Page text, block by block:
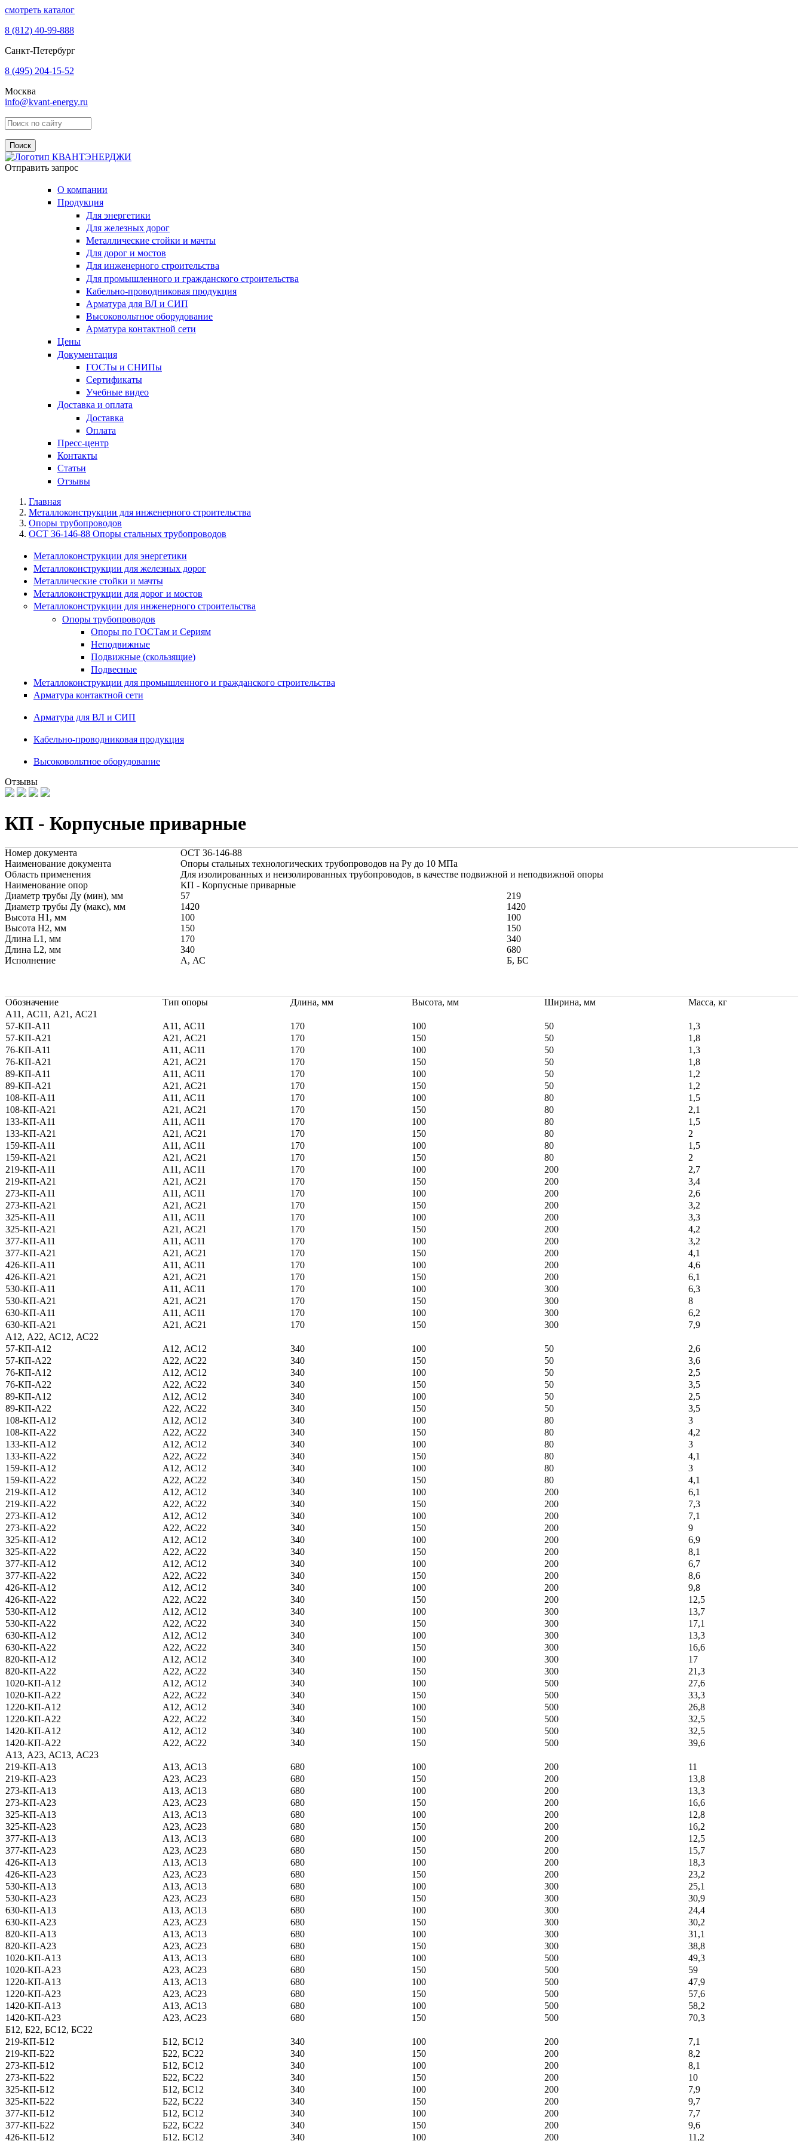
смотреть каталог
8 (812) 40-99-888
Санкт-Петербург
8 (495) 204-15-52
Москва
info@kvant-energy.ru
Поиск по сайту
Отправить запрос
О компании
Продукция
Для энергетики
Для железных дорог
Металлические стойки и мачты
Для дорог и мостов
Для инженерного строительства
Для промышленного и гражданского строительства
Кабельно-проводниковая продукция
Арматура для ВЛ и СИП
Высоковольтное оборудование
Арматура контактной сети
Цены
Документация
ГОСТы и СНИПы
Сертификаты
Учебные видео
Доставка и оплата
Доставка
Оплата
Пресс-центр
Контакты
Статьи
Отзывы
Главная
Металлоконструкции для инженерного строительства
Опоры трубопроводов
ОСТ 36-146-88 Опоры стальных трубопроводов
Металлоконструкции для энергетики
Металлоконструкции для железных дорог
Металлические стойки и мачты
Металлоконструкции для дорог и мостов
Металлоконструкции для инженерного строительства
Опоры трубопроводов
Опоры по ГОСТам и Сериям
Неподвижные
Подвижные (скользящие)
Подвесные
Металлоконструкции для промышленного и гражданского строительства
Арматура контактной сети
Арматура для ВЛ и СИП
Кабельно-проводниковая продукция
Высоковольтное оборудование
Отзывы
КП - Корпусные приварные
Номер документа
ОСТ 36-146-88
Наименование документа
Опоры стальных технологических трубопроводов на Ру до 10 МПа
Область применения
Для изолированных и неизолированных трубопроводов, в качестве подвижной и неподвижной опоры
Наименование опор
КП - Корпусные приварные
Диаметр трубы Ду (мин), мм
57
219
Диаметр трубы Ду (макс), мм
1420
1420
Высота Н1, мм
100
100
Высота Н2, мм
150
150
Длина L1, мм
170
340
Длина L2, мм
340
680
Исполнение
А, АС Б, БС
Обозначение Тип опоры Длина, мм Высота, мм Ширина, мм
Масса, кг
А11, АС11, А21, АС21
57-КП-А11
А11, АС11 170 100 50
1,3
57-КП-А21
А21, АС21 170 150 50
1,8
76-КП-А11
А11, АС11 170 100 50
1,3
76-КП-А21
А21, АС21 170 150 50
1,8
89-КП-А11
А11, АС11 170 100 50
1,2
89-КП-А21
А21, АС21 170 150 50
1,2
108-КП-А11
А11, АС11 170 100 80
1,5
108-КП-А21
А21, АС21 170 150 80
2,1
133-КП-А11
А11, АС11 170 100 80
1,5
133-КП-А21
А21, АС21 170 150 80
2
159-КП-А11
А11, АС11 170 100 80
1,5
159-КП-А21
А21, АС21 170 150 80
2
219-КП-А11
А11, АС11 170 100 200
2,7
219-КП-А21
А21, АС21 170 150 200
3,4
273-КП-А11
А11, АС11 170 100 200
2,6
273-КП-А21
А21, АС21 170 150 200
3,2
325-КП-А11
А11, АС11 170 100 200
3,3
325-КП-А21
А21, АС21 170 150 200
4,2
377-КП-А11
А11, АС11 170 100 200
3,2
377-КП-А21
А21, АС21 170 150 200
4,1
426-КП-А11
А11, АС11 170 100 200
4,6
426-КП-А21
А21, АС21 170 150 200
6,1
530-КП-А11
А11, АС11 170 100 300
6,3
530-КП-А21
А21, АС21 170 150 300
8
630-КП-А11
А11, АС11 170 100 300
6,2
630-КП-А21
А21, АС21 170 150 300
7,9
А12, А22, АС12, АС22
57-КП-А12
А12, АС12 340 100 50
2,6
57-КП-А22
А22, АС22 340 150 50
3,6
76-КП-А12
А12, АС12 340 100 50
2,5
76-КП-А22
А22, АС22 340 150 50
3,5
89-КП-А12
А12, АС12 340 100 50
2,5
89-КП-А22
А22, АС22 340 150 50
3,5
108-КП-А12
А12, АС12 340 100 80
3
108-КП-А22
А22, АС22 340 150 80
4,2
133-КП-А12
А12, АС12 340 100 80
3
133-КП-А22
А22, АС22 340 150 80
4,1
159-КП-А12
А12, АС12 340 100 80
3
159-КП-А22
А22, АС22 340 150 80
4,1
219-КП-А12
А12, АС12 340 100 200
6,1
219-КП-А22
А22, АС22 340 150 200
7,3
273-КП-А12
А12, АС12 340 100 200
7,1
273-КП-А22
А22, АС22 340 150 200
9
325-КП-А12
А12, АС12 340 100 200
6,9
325-КП-А22
А22, АС22 340 150 200
8,1
377-КП-А12
А12, АС12 340 100 200
6,7
377-КП-А22
А22, АС22 340 150 200
8,6
426-КП-А12
А12, АС12 340 100 200
9,8
426-КП-А22
А22, АС22 340 150 200
12,5
530-КП-А12
А12, АС12 340 100 300
13,7
530-КП-А22
А22, АС22 340 150 300
17,1
630-КП-А12
А12, АС12 340 100 300
13,3
630-КП-А22
А22, АС22 340 150 300
16,6
820-КП-А12
А12, АС12 340 100 300
17
820-КП-А22
А22, АС22 340 150 300
21,3
1020-КП-А12
А12, АС12 340 100 500
27,6
1020-КП-А22
А22, АС22 340 150 500
33,3
1220-КП-А12
А12, АС12 340 100 500
26,8
1220-КП-А22
А22, АС22 340 150 500
32,5
1420-КП-А12
А12, АС12 340 100 500
32,5
1420-КП-А22
А22, АС22 340 150 500
39,6
А13, А23, АС13, АС23
219-КП-А13
А13, АС13 680 100 200
11
219-КП-А23
А23, АС23 680 150 200
13,8
273-КП-А13
А13, АС13 680 100 200
13,3
273-КП-А23
А23, АС23 680 150 200
16,6
325-КП-А13
А13, АС13 680 100 200
12,8
325-КП-А23
А23, АС23 680 150 200
16,2
377-КП-А13
А13, АС13 680 100 200
12,5
377-КП-А23
А23, АС23 680 150 200
15,7
426-КП-А13
А13, АС13 680 100 200
18,3
426-КП-А23
А23, АС23 680 150 200
23,2
530-КП-А13
А13, АС13 680 100 300
25,1
530-КП-А23
А23, АС23 680 150 300
30,9
630-КП-А13
А13, АС13 680 100 300
24,4
630-КП-А23
А23, АС23 680 150 300
30,2
820-КП-А13
А13, АС13 680 100 300
31,1
820-КП-А23
А23, АС23 680 150 300
38,8
1020-КП-А13
А13, АС13 680 100 500
49,3
1020-КП-А23
А23, АС23 680 150 500
59
1220-КП-А13
А13, АС13 680 100 500
47,9
1220-КП-А23
А23, АС23 680 150 500
57,6
1420-КП-А13
А13, АС13 680 100 500
58,2
1420-КП-А23
А23, АС23 680 150 500
70,3
Б12, Б22, БС12, БС22
219-КП-Б12
Б12, БС12 340 100 200
7,1
219-КП-Б22
Б22, БС22 340 150 200
8,2
273-КП-Б12
Б12, БС12 340 100 200
8,1
273-КП-Б22
Б22, БС22 340 150 200
10
325-КП-Б12
Б12, БС12 340 100 200
7,9
325-КП-Б22
Б22, БС22 340 150 200
9,7
377-КП-Б12
Б12, БС12 340 100 200
7,7
377-КП-Б22
Б22, БС22 340 150 200
9,6
426-КП-Б12
Б12, БС12 340 100 200 11,2